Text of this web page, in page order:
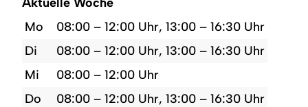
Mo
08:00 – 12:00 Uhr, 13:00 – 16:30 Uhr
Di
08:00 – 12:00 Uhr, 13:00 – 16:30 Uhr
Mi
08:00 – 12:00 Uhr
Do
08:00 – 12:00 Uhr, 13:00 – 16:30 Uhr